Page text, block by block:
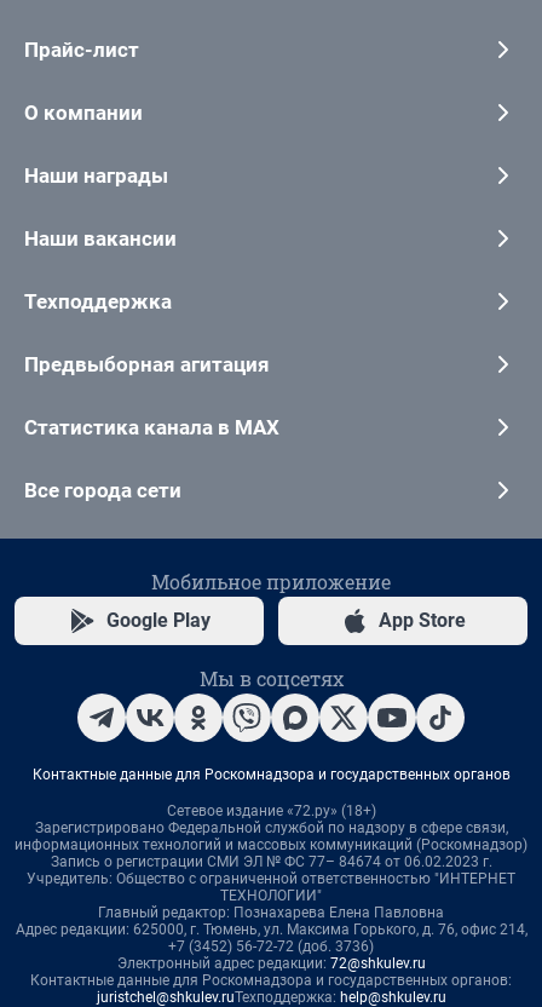
Прайс-лист
О компании
Наши награды
Наши вакансии
Техподдержка
Предвыборная агитация
Статистика канала в MAX
Все города сети
Мобильное приложение
Google Play App Store
Мы в соцсетях
Контактные данные для Роскомнадзора и государственных органов
Сетевое издание «72.ру» (18+)
Зарегистрировано Федеральной службой по надзору в сфере связи,
информационных технологий и массовых коммуникаций (Роскомнадзор)
Запись о регистрации СМИ ЭЛ № ФС 77– 84674 от 06.02.2023 г.
Учредитель: Общество с ограниченной ответственностью "ИНТЕРНЕТ
ТЕХНОЛОГИИ"
Главный редактор: Познахарева Елена Павловна
Адрес редакции: 625000, г. Тюмень, ул. Максима Горького, д. 76, офис 214,
+7 (3452) 56-72-72 (доб. 3736)
Электронный адрес редакции: 72@shkulev.ru
Контактные данные для Роскомнадзора и государственных органов:
juristchel@shkulev.ruТехподдержка: help@shkulev.ru